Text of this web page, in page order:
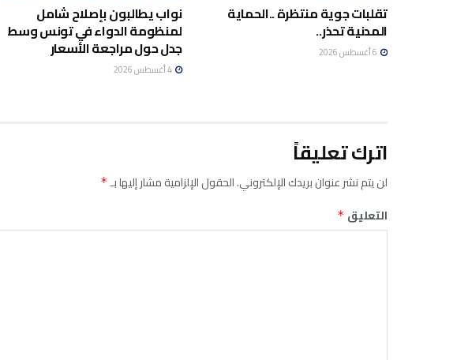
تقلبات جوية منتظرة ..الحماية
المدنية تحذر..
نواب يطالبون بإصلاح شامل
لمنظومة الدواء في تونس وسط
جدل حول مراجعة الأسعار
اترك تعليقاً
لن يتم نشر عنوان بريدك الإلكتروني.الحقول الإلزامية مشار إليها بـ*
التعليق *